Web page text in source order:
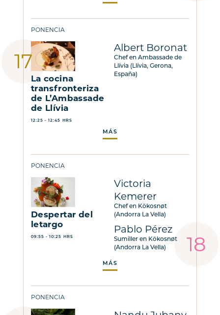
PONENCIA
La cocina
transfronteriza
de L’Ambassade
de Llívia
12:25 - 12:45 HRS
Albert Boronat
Chef en Ambassade de
Llívia (Llívia, Gerona,
España)
MÁS
PONENCIA
Despertar del
letargo
09:55 - 10:25 HRS
Victoria
Kemerer
Chef en Kökosnøt
(Andorra La Vella)
Pablo Pérez
Sumiller en Kökosnøt
(Andorra La Vella)
MÁS
PONENCIA